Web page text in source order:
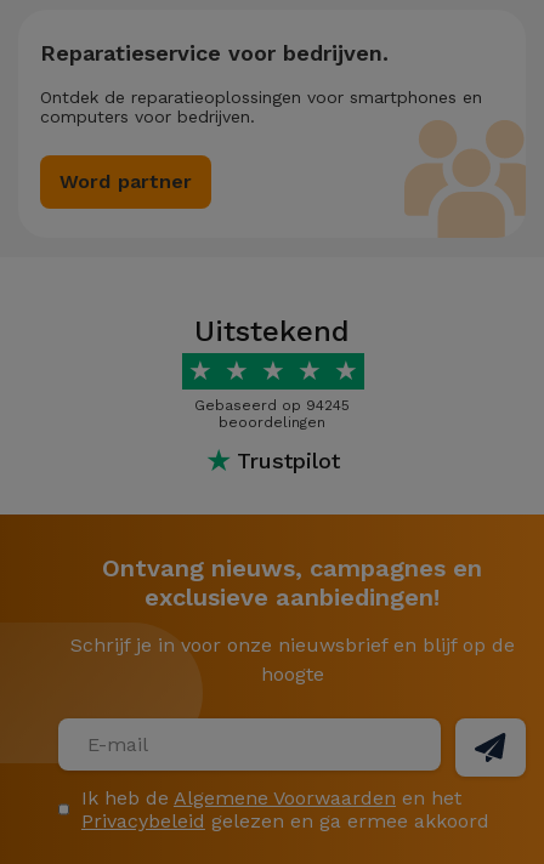
Reparatieservice voor bedrijven.
Ontdek de reparatieoplossingen voor smartphones en
computers voor bedrijven.
Word partner
Uitstekend
★ ★ ★ ★ ★
Gebaseerd op 94245
beoordelingen
★ Trustpilot
Ontvang nieuws, campagnes en
exclusieve aanbiedingen!
Schrijf je in voor onze nieuwsbrief en blijf op de
hoogte
Ik heb de Algemene Voorwaarden en het
Privacybeleid gelezen en ga ermee akkoord